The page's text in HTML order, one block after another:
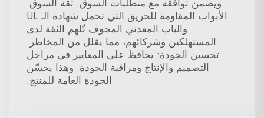
ويضمن توافقه مع متطلبات السوق. ثقة السوق:
الأبواب المقاومة للحريق التي تحمل شهادة الـ UL
والباب المعدني المجوف تُلهِم الثقة لدى
المستهلكين وشركائهم، مما يقلل من المخاطر.
تحسين الجودة: يحافظ على المعايير في مراحل
التصميم والإنتاج ومراقبة الجودة. وهذا يحسّن
الجودة العامة للمنتج.